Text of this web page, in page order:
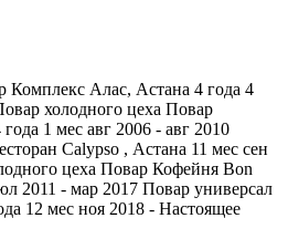
Алас, Астана 4 года 4
холодного цеха Повар
1 мес авг 2006 - авг 2010
Calypso , Астана 11 мес сен
цеха Повар Кофейня Bon
2011 - мар 2017 Повар универсал
12 мес ноя 2018 - Настоящее